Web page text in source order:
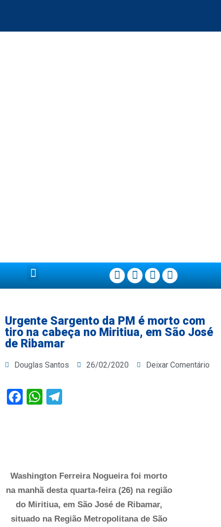
Urgente Sargento da PM é morto com
tiro na cabeça no Miritiua, em São José
de Ribamar
Douglas Santos 26/02/2020 Deixar Comentário
Facebook
WhatsApp
Washington Ferreira Nogueira foi morto
na manhã desta quarta-feira (26) na região
do Miritiua, em São José de Ribamar,
situado na Região Metropolitana de São